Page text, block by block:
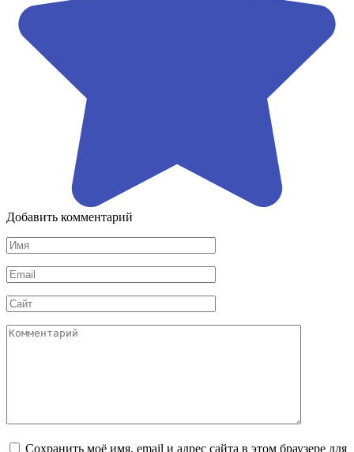
Добавить комментарий
Имя
*
Email
*
Сайт
Комментарий
Сохранить моё имя, email и адрес сайта в этом браузере для